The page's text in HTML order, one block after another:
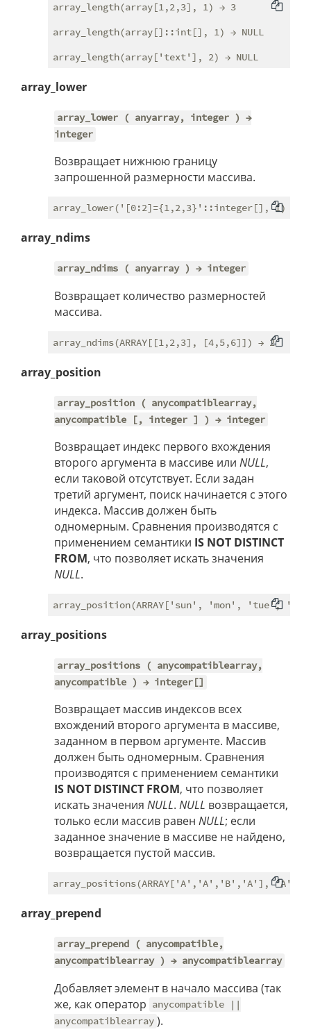
array_length(array[1,2,3], 1) → 3
array_length(array[]::int[], 1) → NULL
array_lower
array_lower ( anyarray, integer ) →
integer
Возвращает нижнюю границу
запрошенной размерности массива.
array_ndims
array_ndims ( anyarray ) → integer
Возвращает количество размерностей
массива.
array_position
array_position ( anycompatiblearray,
anycompatible [, integer ] ) → integer
Возвращает индекс первого вхождения
второго аргумента в массиве или NULL,
если таковой отсутствует. Если задан
третий аргумент, поиск начинается с этого
индекса. Массив должен быть
одномерным. Сравнения производятся с
применением семантики IS NOT DISTINCT
FROM, что позволяет искать значения
NULL.
array_positions
array_positions ( anycompatiblearray,
anycompatible ) → integer[]
Возвращает массив индексов всех
вхождений второго аргумента в массиве,
заданном в первом аргументе. Массив
должен быть одномерным. Сравнения
производятся с применением семантики
IS NOT DISTINCT FROM, что позволяет
искать значения NULL. NULL возвращается,
только если массив равен NULL; если
заданное значение в массиве не найдено,
возвращается пустой массив.
array_prepend
array_prepend ( anycompatible,
anycompatiblearray ) → anycompatiblearray
Добавляет элемент в начало массива (так
же, как оператор anycompatible ||
anycompatiblearray ).